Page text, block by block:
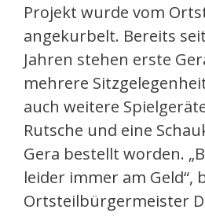
Projekt wurde vom
angekurbelt. Bereits
Jahren stehen erste
mehrere
auch weitere
Rutsche und eine
Gera bestellt worden.
leider immer am Geld“,
Ortsteilbürgermeister